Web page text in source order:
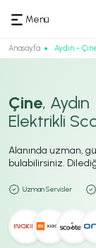
Menü
Anasayfa Aydın -
Çine, Aydın
Elektrikli
Alanında uzman,
bulabilirsiniz.
Uzman Servisler